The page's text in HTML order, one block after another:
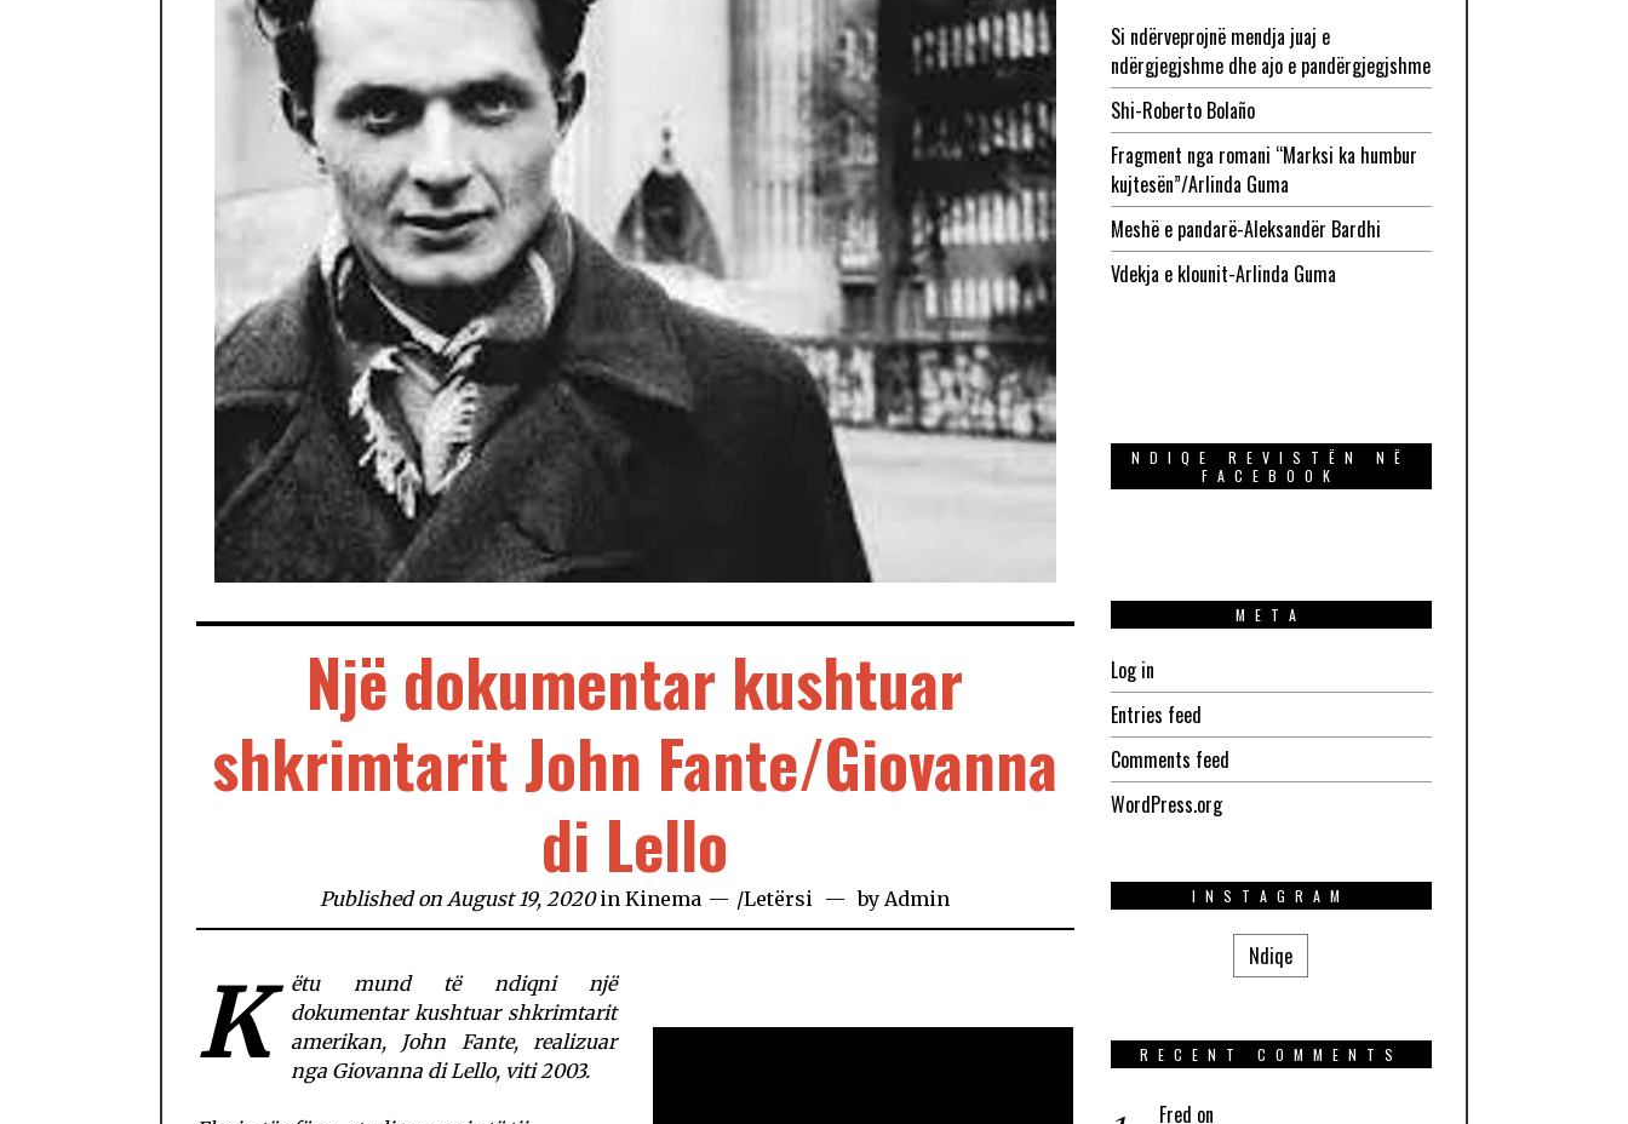
Një dokumentar kushtuar
shkrimtarit John Fante/Giovanna
di Lello
Published on August 19, 2020 inKinema /Letërsi by Admin
K
ëtu mund të ndiqni një
dokumentar kushtuar shkrimtarit
amerikan, John Fante, realizuar
nga Giovanna di Lello, viti 2003.
Si ndërveprojnë mendja juaj e
ndërgjegjshme dhe ajo e pandërgjegjshme
Shi-Roberto Bolaño
Fragment nga romani “Marksi ka humbur
kujtesën”/Arlinda Guma
Meshë e pandarë-Aleksandër Bardhi
Vdekja e klounit-Arlinda Guma
NDIQE REVISTËN NË
FACEBOOK
META
Log in
Entries feed
Comments feed
WordPress.org
INSTAGRAM
Ndiqe
RECENT COMMENTS
Fred on